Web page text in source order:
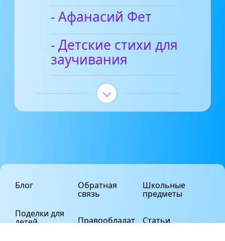
- Афанасий Фет
- Детские стихи для
заучивания
Блог
Поделки для
детей
Обратная
связь
Правообладат
Школьные
предметы
Статьи